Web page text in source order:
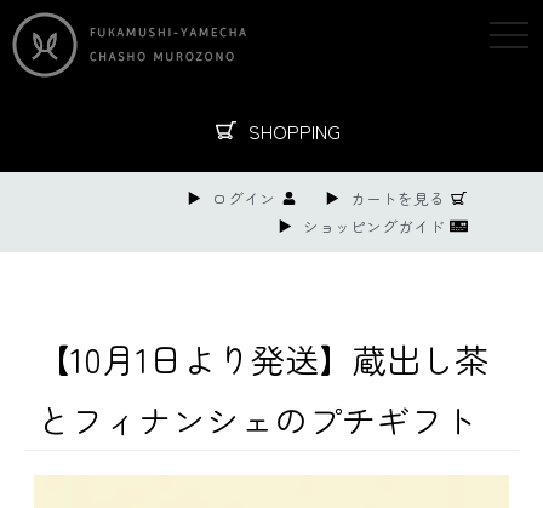
SHOPPING
ログイン
カートを見る
ショッピングガイド
【10月1日より発送】蔵出し茶
とフィナンシェのプチギフト